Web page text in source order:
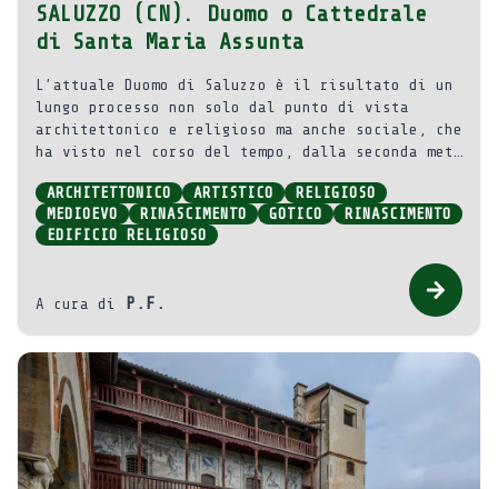
SALUZZO (CN). Duomo o Cattedrale
di Santa Maria Assunta
L’attuale Duomo di Saluzzo è il risultato di un
lungo processo non solo dal punto di vista
architettonico e religioso ma anche sociale, che
ha visto nel corso del tempo, dalla seconda metà
dell’edificio come espressione della fede di un
popolo: nei documenti di archivio sono
ricordati, infatti, i lasciti sia in somme di
denaro sia in materiali da costruzione per la
ARCHITETTONICO ARTISTICO
RELIGIOSO
MEDIOEVO
RINASCIMENTO GOTICO
RINASCIMENTO
EDIFICIO RELIGIOSO
A cura di P.F.